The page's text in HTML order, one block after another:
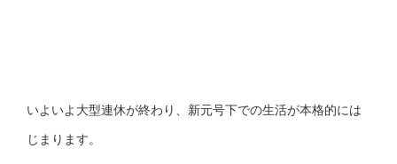
いよいよ大型連休が終わり、新元号下での生活が本格的には
じまります。